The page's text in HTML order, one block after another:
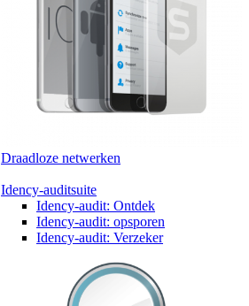
Draadloze netwerken
Idency-auditsuite
Idency-audit: Ontdek
Idency-audit: opsporen
Idency-audit: Verzeker